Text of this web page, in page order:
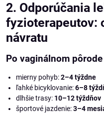
2. Odporúčania
fyzioterapeutov:
návratu
Po vaginálnom pôrode
mierny pohyb:2–4 týždne
ľahké bicyklovanie:6–8
dlhšie trasy: 10–12 týždňov
športové jazdenie:3–4